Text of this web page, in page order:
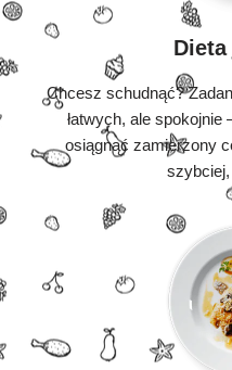
Chcesz schudnąć?
łatwych, ale
osiągnąć zamierzony